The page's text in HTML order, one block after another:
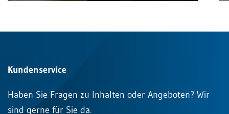
Kundenservice
Haben Sie Fragen zu Inhalten oder Angeboten? Wir
sind gerne für Sie da.